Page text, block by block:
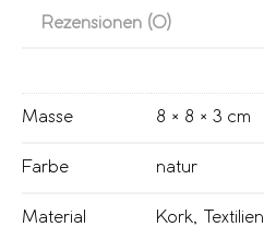
Rezensionen (0)
Masse 8 × 8 × 3 cm
Farbe natur
Material Kork Textilien